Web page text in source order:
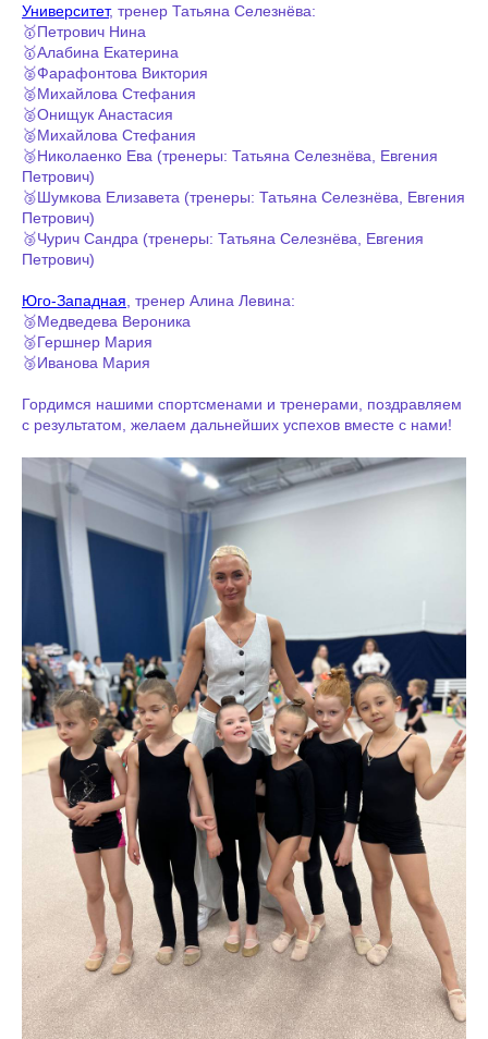
Университет, тренер Татьяна Селезнёва:
🥇Петрович Нина
🥇Алабина Екатерина
🥈Фарафонтова Виктория
🥈Михайлова Стефания
🥈Онищук Анастасия
🥈Михайлова Стефания
🥉Николаенко Ева (тренеры: Татьяна Селезнёва, Евгения
Петрович)
🥉Шумкова Елизавета (тренеры: Татьяна Селезнёва, Евгения
Петрович)
🥉Чурич Сандра (тренеры: Татьяна Селезнёва, Евгения
Петрович)
Юго-Западная , тренер Алина Левина:
🥉Медведева Вероника
🥉Гершнер Мария
🥉Иванова Мария
Гордимся нашими спортсменами и тренерами, поздравляем
с результатом, желаем дальнейших успехов вместе с нами!